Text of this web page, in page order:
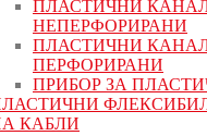
ПЛАСТИЧНИ
НЕПЕРФОРИРАНИ
ПЛАСТИЧНИ
ПЕРФОРИРАНИ
ПРИБОР ЗА
КАБЛИ